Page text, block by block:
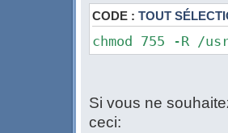
CODE : TOUT
chmod 755 -R /
Si vous ne
ceci: